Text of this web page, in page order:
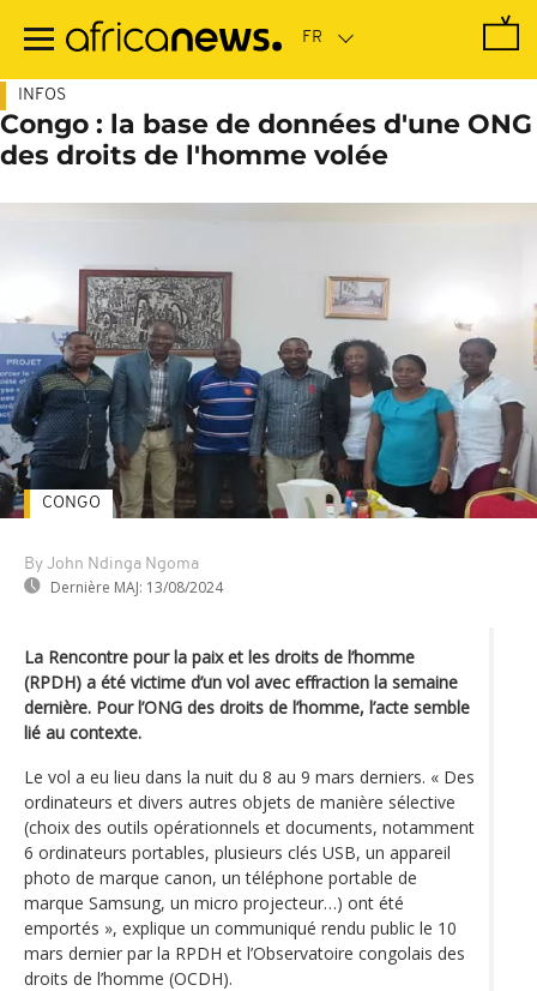
contenu
INFOS
Congo : la base de données d'une ONG
des droits de l'homme volée
By John Ndinga Ngoma
Dernière MAJ: 13/08/2024
CONGO
La Rencontre pour la paix et les droits de l’homme
(RPDH) a été victime d’un vol avec effraction la semaine
dernière. Pour l’ONG des droits de l’homme, l’acte semble
lié au contexte.
Le vol a eu lieu dans la nuit du 8 au 9 mars derniers. « Des
ordinateurs et divers autres objets de manière sélective
(choix des outils opérationnels et documents, notamment
6 ordinateurs portables, plusieurs clés USB, un appareil
photo de marque canon, un téléphone portable de
marque Samsung, un micro projecteur…) ont été
emportés », explique un communiqué rendu public le 10
mars dernier par la RPDH et l’Observatoire congolais des
droits de l’homme (OCDH).